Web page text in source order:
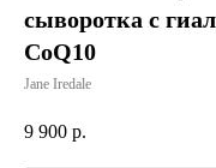
сыворотка с
CoQ10
Jane Iredale
9 900 р.